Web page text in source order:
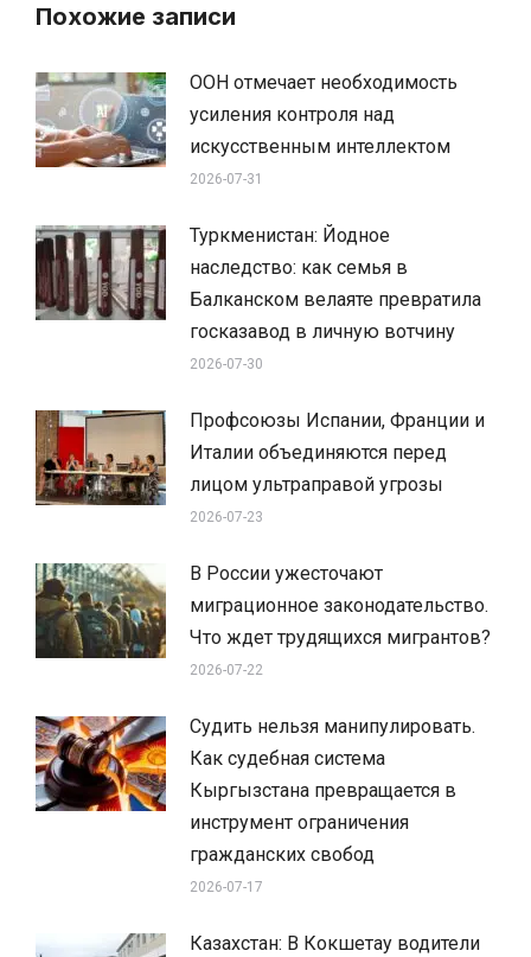
Похожие записи
ООН отмечает необходимость
усиления контроля над
искусственным интеллектом
2026-07-31
Туркменистан: Йодное
наследство: как семья в
Балканском велаяте превратила
госказавод в личную вотчину
2026-07-30
Профсоюзы Испании, Франции и
Италии объединяются перед
лицом ультраправой угрозы
2026-07-23
В России ужесточают
миграционное законодательство.
Что ждет трудящихся мигрантов?
2026-07-22
Судить нельзя манипулировать.
Как судебная система
Кыргызстана превращается в
инструмент ограничения
гражданских свобод
2026-07-17
Казахстан: В Кокшетау водители